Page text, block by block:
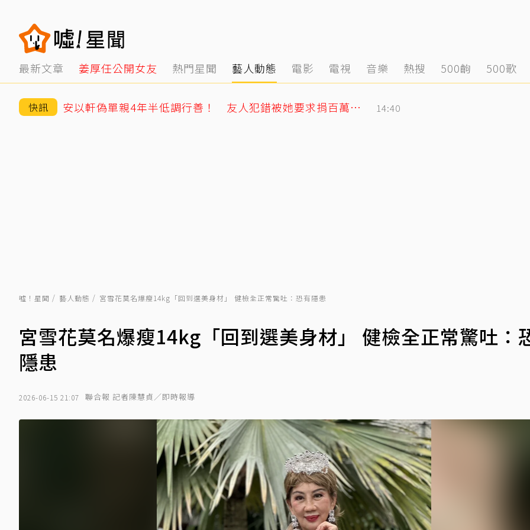
最新文章 姜厚任公開女友 熱門星聞 藝人動態 電影 電視 音樂 熱搜 500齣 500歌
快訊 安以軒偽單親4年半低調行善！ 友人犯錯被她要求捐百萬「消弭不滿」 14:40
噓！星聞 藝人動態 宮雪花莫名爆瘦14kg「回到選美身材」 健檢全正常驚吐：恐有隱患
宮雪花莫名爆瘦14kg「回到選美身材」 健檢全正常驚吐：
隱患
2026-06-15 21:07 聯合報 記者陳慧貞／即時報導